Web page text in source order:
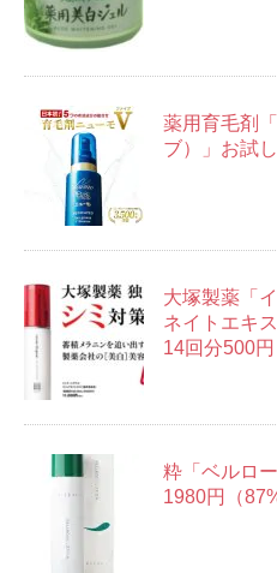
薬用育毛剤
ブ）」お試
大塚製薬「
ネイトエキ
14回分500円
粋「ベルロ
1980円（